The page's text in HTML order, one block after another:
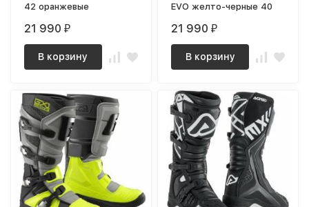
42 оранжевые
21 990₽
В корзину
EVO желто-черные 40
21 990₽
В корзину